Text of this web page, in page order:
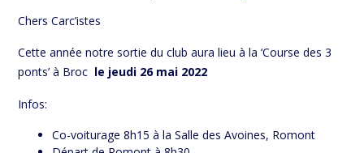
Chers Carc’istes
Cette année notre sortie du club aura lieu à la ‘Course des 3
ponts’ à Broc le jeudi 26 mai 2022
Infos:
Co-voiturage 8h15 à la Salle des Avoines, Romont